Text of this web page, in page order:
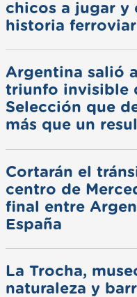
chicos a jugar y
historia
Argentina salió
triunfo invisible
Selección que
más que un
Cortarán el
centro de
final entre
España
La Trocha,
naturaleza y